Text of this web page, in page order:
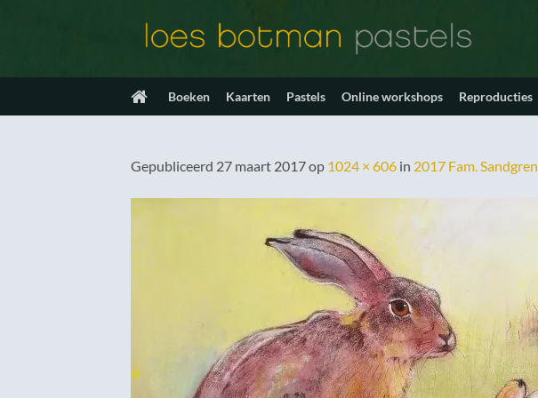
Boeken Kaarten Pastels Online workshops Reproducties
Gepubliceerd 27 maart 2017op 1024 × 606 in 2017 Fam. Sandgren